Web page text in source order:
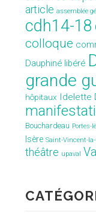
article assemblée
cdh14-18
colloque
Dauphiné libéré
grande
hôpitaux Idelette
Bouchardeau Portes-
Isère Saint-Vincent-
théâtre upaval